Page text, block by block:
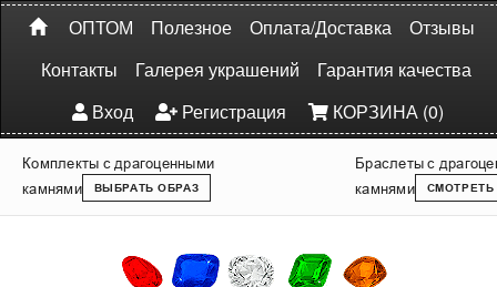
ОПТОМ Полезное Оплата/Доставка
Отзывы
Контакты
Галерея украшений
Гарантия качества
Вход
Регистрация КОРЗИНА (0)
Комплекты с драгоценными
камнями
ВЫБРАТЬ ОБРАЗ
Браслеты с
камнями
СМОТРЕТЬ